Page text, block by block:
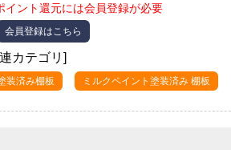
ント還元には会員登録が必要
会員登録はこちら
カテゴリ]
装済み棚板 ミルクペイント塗装済み 棚板